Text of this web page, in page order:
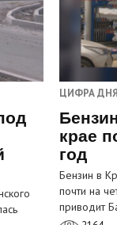
ЦИФРА ДНЯ
крае
год
Бензин в
почти на
приводит